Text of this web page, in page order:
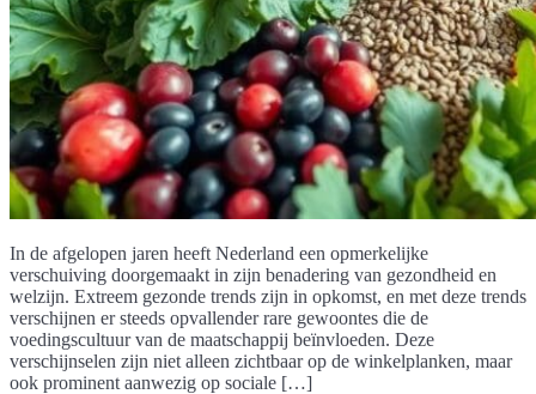
In de afgelopen jaren heeft Nederland een opmerkelijke
verschuiving doorgemaakt in zijn benadering van gezondheid en
welzijn. Extreem gezonde trends zijn in opkomst, en met deze trends
verschijnen er steeds opvallender rare gewoontes die de
voedingscultuur van de maatschappij beïnvloeden. Deze
verschijnselen zijn niet alleen zichtbaar op de winkelplanken, maar
ook prominent aanwezig op sociale […]